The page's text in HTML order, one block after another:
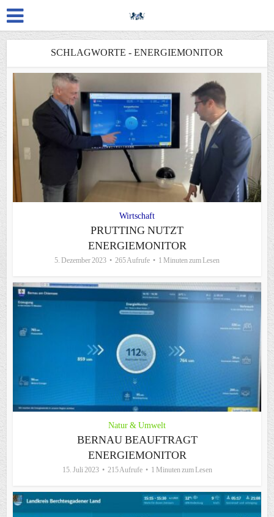
SCHLAGWORTE - ENERGIEMONITOR
Wirtschaft
PRUTTING NUTZT
ENERGIEMONITOR
5. Dezember 2023 265 Aufrufe 1 Minuten zum Lesen
Natur & Umwelt
BERNAU BEAUFTRAGT
ENERGIEMONITOR
15. Juli 2023 215 Aufrufe 1 Minuten zum Lesen